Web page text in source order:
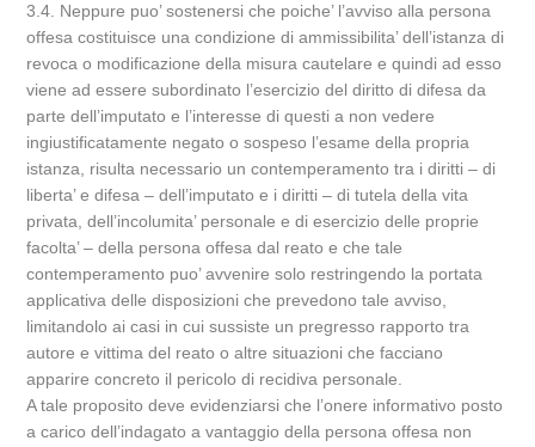
3.4. Neppure puo’ sostenersi che poiche’ l’avviso alla persona
offesa costituisce una condizione di ammissibilita’ dell’istanza di
revoca o modificazione della misura cautelare e quindi ad esso
viene ad essere subordinato l’esercizio del diritto di difesa da
parte dell’imputato e l’interesse di questi a non vedere
ingiustificatamente negato o sospeso l’esame della propria
istanza, risulta necessario un contemperamento tra i diritti – di
liberta’ e difesa – dell’imputato e i diritti – di tutela della vita
privata, dell’incolumita’ personale e di esercizio delle proprie
facolta’ – della persona offesa dal reato e che tale
contemperamento puo’ avvenire solo restringendo la portata
applicativa delle disposizioni che prevedono tale avviso,
limitandolo ai casi in cui sussiste un pregresso rapporto tra
autore e vittima del reato o altre situazioni che facciano
apparire concreto il pericolo di recidiva personale.
A tale proposito deve evidenziarsi che l’onere informativo posto
a carico dell’indagato a vantaggio della persona offesa non